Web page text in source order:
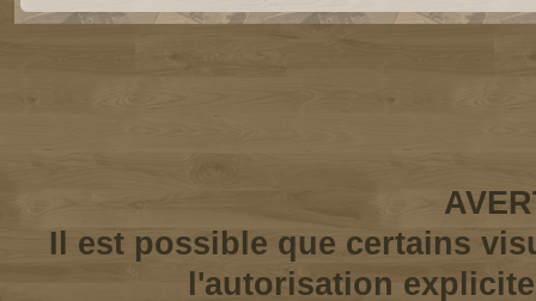
Il est possible que certains
l'autorisation